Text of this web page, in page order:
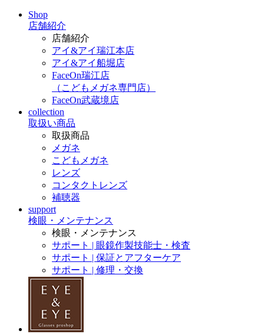
Shop
店舗紹介
店舗紹介
アイ&アイ瑞江本店
アイ&アイ船堀店
FaceOn瑞江店
（こどもメガネ専門店）
FaceOn武蔵境店
collection
取扱い商品
取扱商品
メガネ
こどもメガネ
レンズ
コンタクトレンズ
補聴器
support
検眼・メンテナンス
検眼・メンテナンス
サポート | 眼鏡作製技能士・検査
サポート | 保証とアフターケア
サポート | 修理・交換